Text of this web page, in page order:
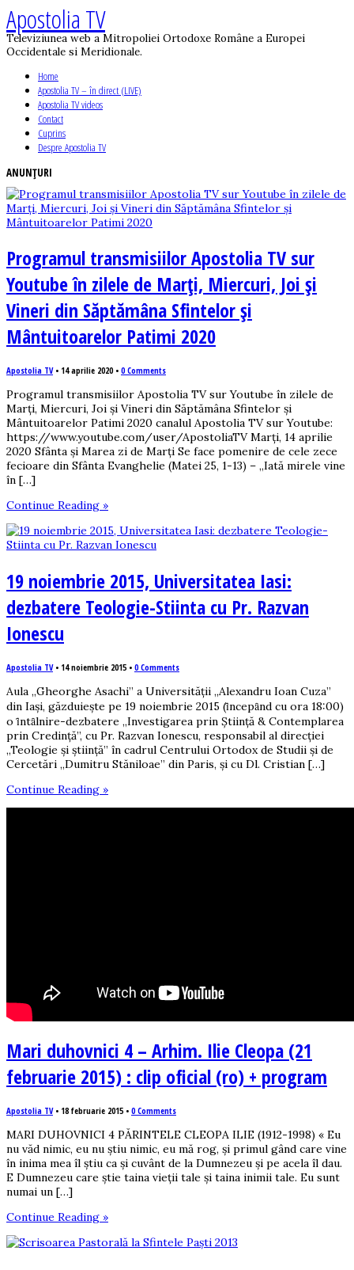
Apostolia TV
Televiziunea web a Mitropoliei Ortodoxe Române a Europei
Occidentale si Meridionale.
Home
Apostolia TV – în direct (LIVE)
Apostolia TV videos
Contact
Cuprins
Despre Apostolia TV
ANUNȚURI
Programul transmisiilor Apostolia TV sur
Youtube în zilele de Marți, Miercuri, Joi și
Vineri din Săptămâna Sfintelor și
Mântuitoarelor Patimi 2020
Apostolia TV• 14 aprilie 2020 • 0 Comments
Programul transmisiilor Apostolia TV sur Youtube în zilele de
Marți, Miercuri, Joi și Vineri din Săptămâna Sfintelor și
Mântuitoarelor Patimi 2020 canalul Apostolia TV sur Youtube:
https://www.youtube.com/user/ApostoliaTV Marți, 14 aprilie
2020 Sfânta și Marea zi de Marți Se face pomenire de cele zece
fecioare din Sfânta Evanghelie (Matei 25, 1-13) – „Iată mirele vine
în […]
Continue Reading »
19 noiembrie 2015, Universitatea Iasi:
dezbatere Teologie-Stiinta cu Pr. Razvan
Ionescu
Apostolia TV• 14 noiembrie 2015 • 0 Comments
Aula ,,Gheorghe Asachi” a Universității ,,Alexandru Ioan Cuza”
din Iaşi, găzduiește pe 19 noiembrie 2015 (ȋncepȃnd cu ora 18:00)
o ȋntȃlnire-dezbatere „Investigarea prin Știință & Contemplarea
prin Credință”, cu Pr. Razvan Ionescu, responsabil al direcţiei
„Teologie şi ştiinţă” în cadrul Centrului Ortodox de Studii şi de
Cercetări „Dumitru Stăniloae” din Paris, și cu Dl. Cristian […]
Continue Reading »
Mari duhovnici 4 – Arhim. Ilie Cleopa (21
februarie 2015) : clip oficial (ro) + program
Apostolia TV• 18 februarie 2015 • 0 Comments
MARI DUHOVNICI 4 PĂRINTELE CLEOPA ILIE (1912-1998) « Eu
nu văd nimic, eu nu ştiu nimic, eu mă rog, şi primul gând care vine
în inima mea îl ştiu ca şi cuvânt de la Dumnezeu şi pe acela îl dau.
E Dumnezeu care ştie taina vieţii tale şi taina inimii tale. Eu sunt
numai un […]
Continue Reading »